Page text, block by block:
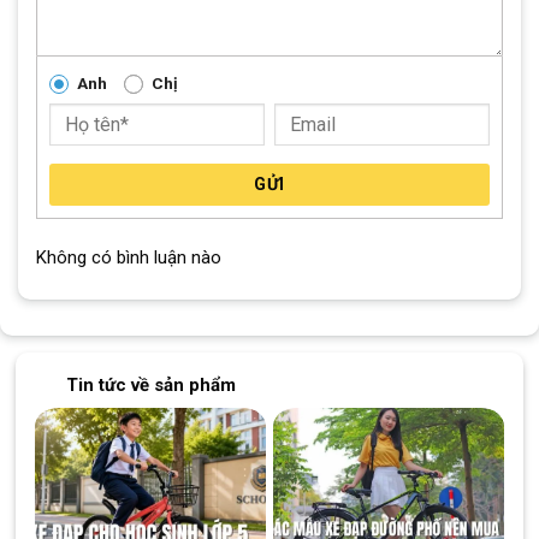
Với nhiều màu sắc và kiểu dáng khác nhau, túi vải treo khung xe
đạp không chỉ là phụ kiện hữu ích mà còn là điểm nhấn thời
trang cho chiếc xe của bạn.
Xem thêm: Một số phụ kiện – phụ tùng tại Xe
Nón Bảo Hiểm Trẻ Em
Fornix NM17S
310.000₫ 370.000₫
Combo Phụ Kiện Xe Đạp
699K
699.000₫
1.027.000₫
Anh Chị
GỬI
Không có bình luận nào
Tin tức về sản phẩm